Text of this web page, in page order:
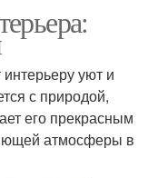
уют и
с природой,
его прекрасным
атмосферы в